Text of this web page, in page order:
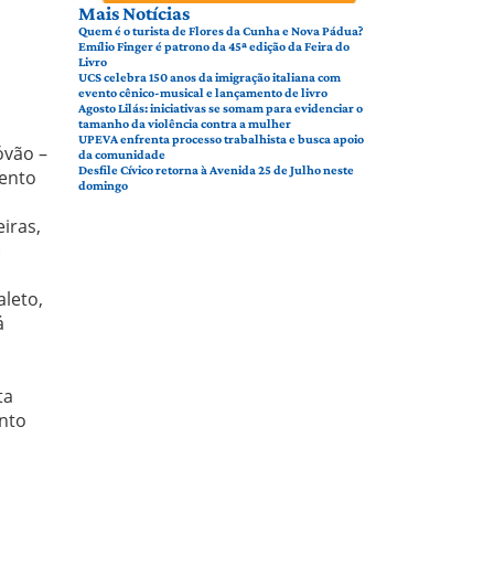
–
Mais Notícias
Quem é o turista de Flores da Cunha e Nova Pádua?
Emílio Finger é patrono da 45ª edição da Feira do
Livro
UCS celebra 150 anos da imigração italiana com
evento cênico-musical e lançamento de livro
Agosto Lilás: iniciativas se somam para evidenciar o
tamanho da violência contra a mulher
UPEVA enfrenta processo trabalhista e busca apoio
da comunidade
Desfile Cívico retorna à Avenida 25 de Julho neste
domingo